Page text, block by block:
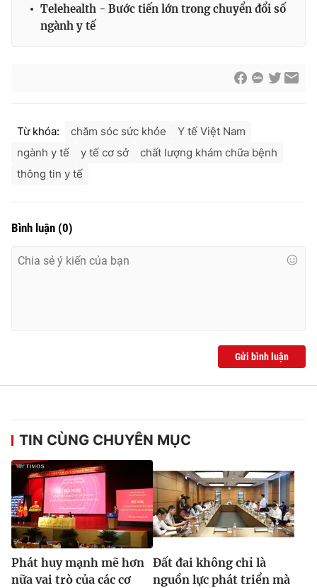
Cơ quan báo chí:
Thời báo VTV
Tổng đài VTV: 024.38 355 931 - 024.38 355 932
Ðiện thoại Thời báo VTV:
024.66 897 897
Liên hệ quảng cáo:
® Cấm sao chép dưới mọi hình thức nếu không có sự chấp
Telehealth - Bước tiến lớn trong chuyển đổi số
ngành y tế
Từ khóa: chăm sóc sức khỏe
Y tế Việt Nam
ngành y tế
y tế cơ sở
chất lượng khám chữa bệnh
thông tin y tế
Bình luận (0)
Gửi bình luận
TIN CÙNG CHUYÊN MỤC
Phát huy mạnh mẽ hơn
nữa vai trò của các cơ
Đất đai không chỉ là
nguồn lực phát triển mà